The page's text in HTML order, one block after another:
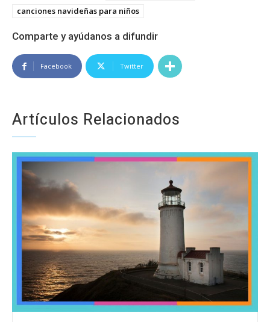
canciones navideñas para niños
Comparte y ayúdanos a difundir
Facebook Twitter
Artículos Relacionados